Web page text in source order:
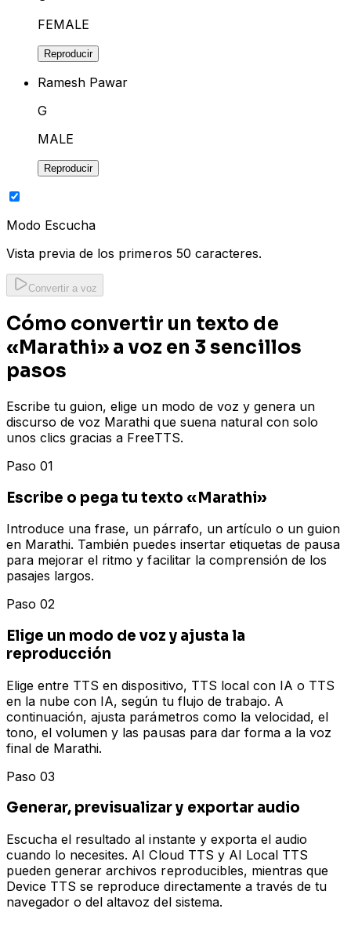
FEMALE
Reproducir
Ramesh Pawar
G
MALE
Reproducir
Modo Escucha
Vista previa de los primeros 50 caracteres.
Convertir a voz
Cómo convertir un texto de
«Marathi» a voz en 3 sencillos
pasos
Escribe tu guion, elige un modo de voz y genera un
discurso de voz Marathi que suena natural con solo
unos clics gracias a FreeTTS.
Paso 01
Escribe o pega tu texto «Marathi»
Introduce una frase, un párrafo, un artículo o un guion
en Marathi. También puedes insertar etiquetas de pausa
para mejorar el ritmo y facilitar la comprensión de los
pasajes largos.
Paso 02
Elige un modo de voz y ajusta la
reproducción
Elige entre TTS en dispositivo, TTS local con IA o TTS
en la nube con IA, según tu flujo de trabajo. A
continuación, ajusta parámetros como la velocidad, el
tono, el volumen y las pausas para dar forma a la voz
final de Marathi.
Paso 03
Generar, previsualizar y exportar audio
Escucha el resultado al instante y exporta el audio
cuando lo necesites. AI Cloud TTS y AI Local TTS
pueden generar archivos reproducibles, mientras que
Device TTS se reproduce directamente a través de tu
navegador o del altavoz del sistema.